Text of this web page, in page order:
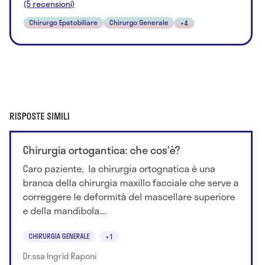
(5 recensioni)
Chirurgo Epatobiliare Chirurgo Generale +4
RISPOSTE SIMILI
Chirurgia ortogantica: che cos'è?
Caro paziente, la chirurgia ortognatica è una
branca della chirurgia maxillo facciale che serve a
correggere le deformità del mascellare superiore
e della mandibola....
CHIRURGIA GENERALE +1
Dr.ssa Ingrid Raponi